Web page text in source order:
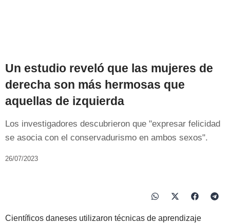
Un estudio reveló que las mujeres de
derecha son más hermosas que
aquellas de izquierda
Los investigadores descubrieron que "expresar felicidad
se asocia con el conservadurismo en ambos sexos".
26/07/2023
Científicos daneses utilizaron técnicas de aprendizaje